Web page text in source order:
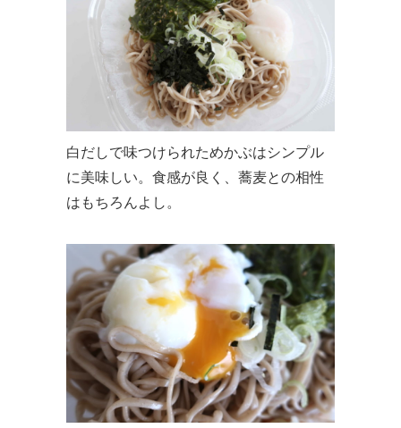
白だしで味つけられためかぶはシンプル
に美味しい。食感が良く、蕎麦との相性
はもちろんよし。